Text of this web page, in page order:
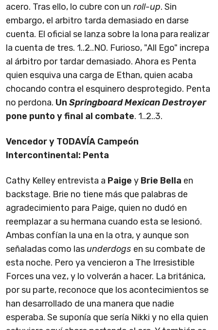
acero. Tras ello, lo cubre con un roll-up. Sin
embargo, el arbitro tarda demasiado en darse
cuenta. El oficial se lanza sobre la lona para realizar
la cuenta de tres. 1..2..NO. Furioso, "All Ego" increpa
al árbitro por tardar demasiado. Ahora es Penta
quien esquiva una carga de Ethan, quien acaba
chocando contra el esquinero desprotegido. Penta
no perdona. Un Springboard Mexican Destroyer
pone punto y final al combate. 1..2..3.
Vencedor y TODAVÍA Campeón
Intercontinental: Penta
Cathy Kelley entrevista a Paige y Brie Bella en
backstage. Brie no tiene más que palabras de
agradecimiento para Paige, quien no dudó en
reemplazar a su hermana cuando esta se lesionó.
Ambas confían la una en la otra, y aunque son
señaladas como lasunderdogs en su combate de
esta noche. Pero ya vencieron a The Irresistible
Forces una vez, y lo volverán a hacer. La británica,
por su parte, reconoce que los acontecimientos se
han desarrollado de una manera que nadie
esperaba. Se suponía que sería Nikki y no ella quien